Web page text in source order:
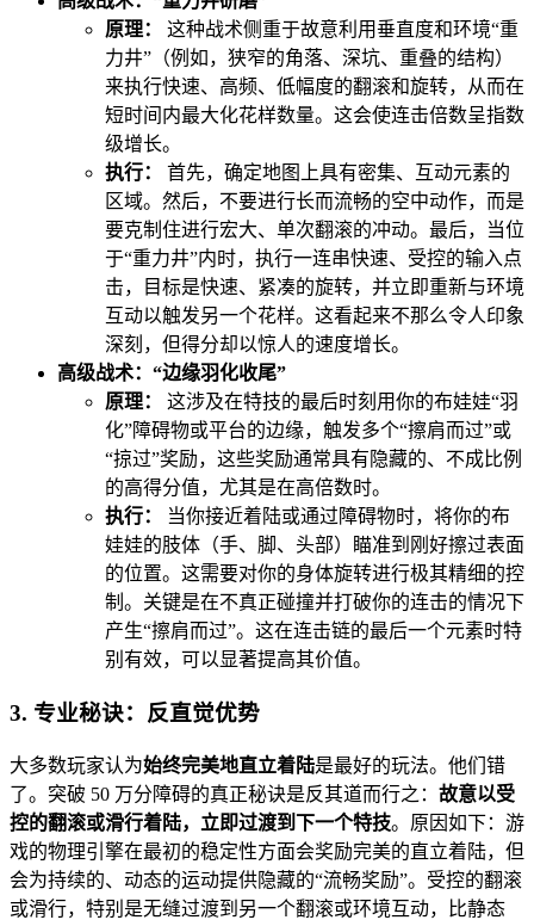
原理：
这种战术侧重于故意利用垂直度和环境“重
力井”（例如，狭窄的角落、深坑、重叠的结构）
来执行快速、高频、低幅度的翻滚和旋转，从而在
短时间内最大化花样数量。这会使连击倍数呈指数
级增长。
执行：
首先，确定地图上具有密集、互动元素的
区域。然后，不要进行长而流畅的空中动作，而是
要克制住进行宏大、单次翻滚的冲动。最后，当位
于“重力井”内时，执行一连串快速、受控的输入点
击，目标是快速、紧凑的旋转，并立即重新与环境
互动以触发另一个花样。这看起来不那么令人印象
深刻，但得分却以惊人的速度增长。
高级战术：“边缘羽化收尾”
原理：
这涉及在特技的最后时刻用你的布娃娃“羽
化”障碍物或平台的边缘，触发多个“擦肩而过”或
“掠过”奖励，这些奖励通常具有隐藏的、不成比例
的高得分值，尤其是在高倍数时。
执行：
当你接近着陆或通过障碍物时，将你的布
娃娃的肢体（手、脚、头部）瞄准到刚好擦过表面
的位置。这需要对你的身体旋转进行极其精细的控
制。关键是在不真正碰撞并打破你的连击的情况下
产生“擦肩而过”。这在连击链的最后一个元素时特
别有效，可以显著提高其价值。
3. 专业秘诀：反直觉优势
大多数玩家认为始终完美地直立着陆是最好的玩法。他们错
了。突破 50 万分障碍的真正秘诀是反其道而行之： 故意以受
控的翻滚或滑行着陆，立即过渡到下一个特技。原因如下：游
戏的物理引擎在最初的稳定性方面会奖励完美的直立着陆，但
会为持续的、动态的运动提供隐藏的“流畅奖励”。受控的翻滚
或滑行，特别是无缝过渡到另一个翻滚或环境互动，比静态